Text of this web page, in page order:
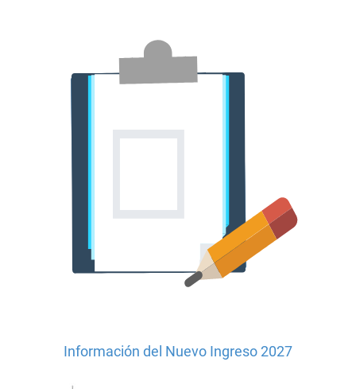
Información del Nuevo Ingreso 2027